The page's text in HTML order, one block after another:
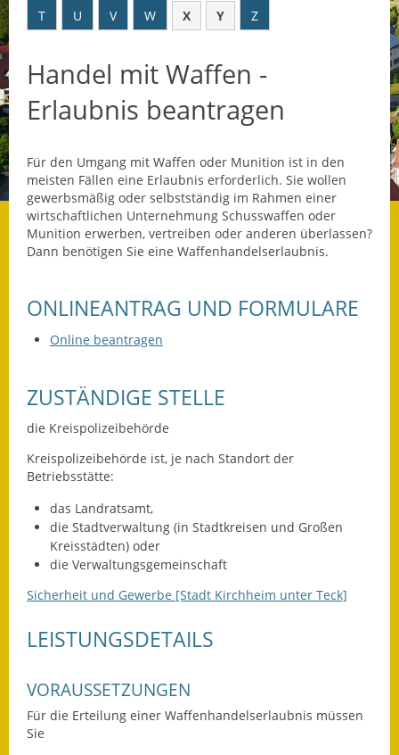
Datenschutz
Datenschutz im
Steueramt
Gebärdensprache
Geschichte und
Gegenwart
Was die Alten noch
wussten!
Leichte Sprache
Nachhaltigkeitsbericht
Notfallplanung
Ortsplan
Schadensmeldung
Landesstraße
T
U V W X Y Z
Handel mit Waffen -
Erlaubnis beantragen
Für den Umgang mit Waffen oder Munition ist in den
meisten Fällen eine Erlaubnis erforderlich. Sie wollen
gewerbsmäßig oder selbstständig im Rahmen einer
wirtschaftlichen Unternehmung Schusswaffen oder
Munition erwerben, vertreiben oder anderen überlassen?
Dann benötigen Sie eine Waffenhandelserlaubnis.
ONLINEANTRAG UND FORMULARE
Online beantragen
ZUSTÄNDIGE STELLE
die Kreispolizeibehörde
Kreispolizeibehörde ist, je nach Standort der
Betriebsstätte:
das Landratsamt,
die Stadtverwaltung (in Stadtkreisen und Großen
Kreisstädten) oder
die Verwaltungsgemeinschaft
Sicherheit und Gewerbe [Stadt Kirchheim unter Teck]
LEISTUNGSDETAILS
VORAUSSETZUNGEN
Für die Erteilung einer Waffenhandelserlaubnis müssen
Sie